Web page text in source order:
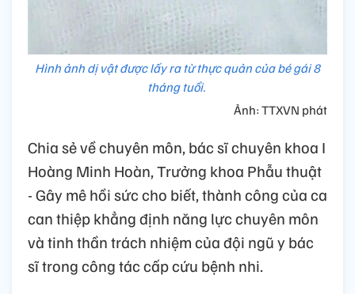
Hình ảnh dị vật được lấy ra từ thực quản của bé gái 8
tháng tuổi.
Ảnh: TTXVN phát
Chia sẻ về chuyên môn, bác sĩ chuyên khoa I
Hoàng Minh Hoàn, Trưởng khoa Phẫu thuật
- Gây mê hồi sức cho biết, thành công của ca
can thiệp khẳng định năng lực chuyên môn
và tinh thần trách nhiệm của đội ngũ y bác
sĩ trong công tác cấp cứu bệnh nhi.